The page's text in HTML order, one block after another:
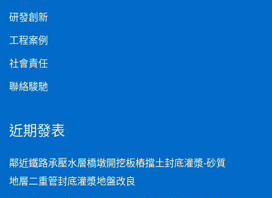
研發創新
工程案例
社會責任
聯絡駿馳
近期發表
鄰近鐵路承壓水層橋墩開挖板樁擋土封底灌漿-砂質
地層二重管封底灌漿地盤改良